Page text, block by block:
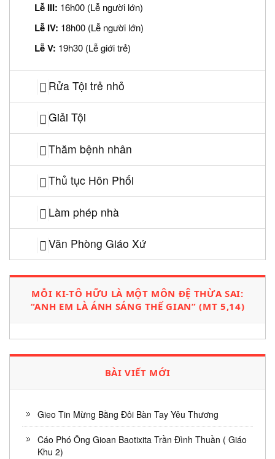
Lễ III: 16h00 (Lễ người lớn)
Lễ IV: 18h00 (Lễ người lớn)
Lễ V: 19h30 (Lễ giới trẻ)
Rửa Tội trẻ nhỏ
Giải Tội
Thăm bệnh nhân
Thủ tục Hôn Phối
Làm phép nhà
Văn Phòng Giáo Xứ
MỖI KI-TÔ HỮU LÀ MỘT MÔN ĐỆ THỪA SAI:
“ANH EM LÀ ÁNH SÁNG THẾ GIAN” (MT 5,14)
BÀI VIẾT MỚI
Gieo Tin Mừng Bằng Đôi Bàn Tay Yêu Thương
Cáo Phó Ông Gioan Baotixita Trần Đình Thuần ( Giáo
Khu 2)